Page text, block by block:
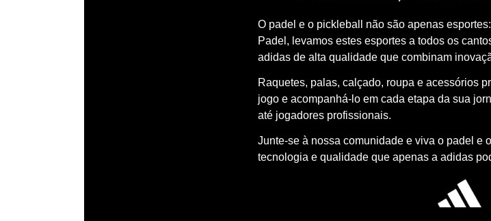
O padel e o pickleball não são apenas
Padel, levamos estes esportes a todos os
adidas de alta qualidade que combinam
Raquetes, palas, calçado, roupa e acessórios
jogo e acompanhá-lo em cada etapa da sua
até jogadores profissionais.
Junte-se à nossa comunidade e viva o padel e
tecnologia e qualidade que apenas a adidas